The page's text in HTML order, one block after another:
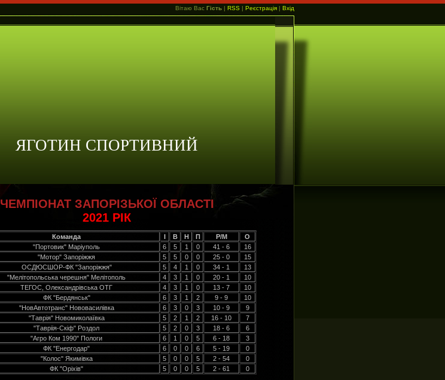
Вітаю Вас Гість | RSS | Реєстрація | Вхід
ЯГОТИН СПОРТИВНИЙ
ЧЕМПІОНАТ ЗАПОРІЗЬКОЇ ОБЛАСТІ
2021 РІК
Команда В Н П Р/М
О
"Портовик" Маріуполь 6 5 1 0 41 - 6
16
"Мотор" Запоріжжя 5 5 0 0 25 - 0
15
ОСДЮСШОР-ФК "Запоріжжя" 5 4 1 0 34 - 1
13
"Мелітопольська черешня" Мелітополь 4 3 1 0 20 - 1
10
ТЕГОС, Олександрівська ОТГ 4 3 1 0 13 - 7
10
ФК "Бердянськ" 6 3 1 2 9 - 9
10
"НовАвтотранс" Нововасилівка 6 3 0 3 10 - 9
9
"Таврія" Новомиколаївка 5 2 1 2 16 - 10
7
"Тавріія-Скіф" Роздол 5 2 0 3 18 - 6
6
"Агро Ком 1990" Пологи 6 1 0 5 6 - 18
3
ФК "Енергодар" 6 0 0 6 5 - 19
0
"Колос" Якимівка 5 0 0 5 2 - 54
0
ФК "Оріхів" 5 0 0 5 2 - 61 0